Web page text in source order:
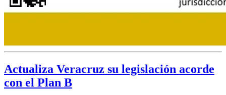
Actualiza Veracruz su legislación acorde
con el Plan B